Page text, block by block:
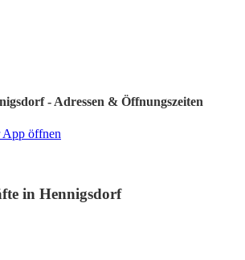
- Adressen & Öffnungszeiten
öffnen
in Hennigsdorf